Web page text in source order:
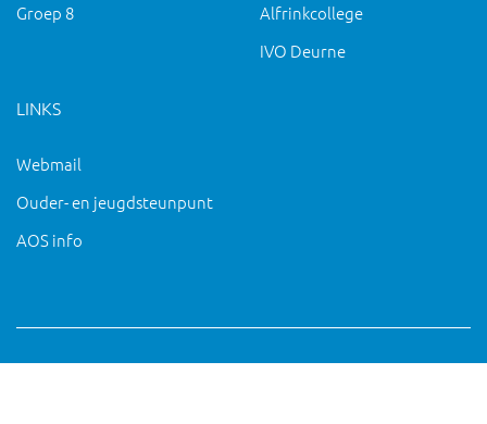
Groep 8
Alfrinkcollege
IVO Deurne
LINKS
Webmail
Ouder- en jeugdsteunpunt
AOS info